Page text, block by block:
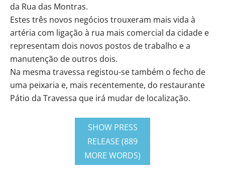
da Rua das Montras.
Estes três novos negócios trouxeram mais vida à
artéria com ligação à rua mais comercial da cidade e
representam dois novos postos de trabalho e a
manutenção de outros dois.
Na mesma travessa registou-se também o fecho de
uma peixaria e, mais recentemente, do restaurante
Pátio da Travessa que irá mudar de localização.
SHOW PRESS
RELEASE (889
MORE WORDS)